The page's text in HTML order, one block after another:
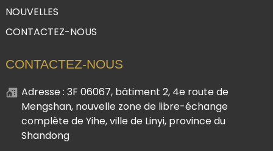
NOUVELLES
CONTACTEZ-NOUS
CONTACTEZ-NOUS
Adresse : 3F 06067, bâtiment 2, 4e route de
Mengshan, nouvelle zone de libre-échange
complète de Yihe, ville de Linyi, province du
Shandong